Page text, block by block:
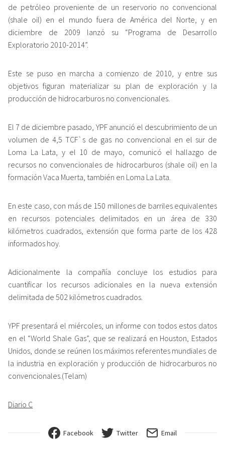
de petróleo proveniente de un reservorio no convencional
(shale oil) en el mundo fuera de América del Norte, y en
diciembre de 2009 lanzó su “Programa de Desarrollo
Exploratorio 2010-2014”.
Este se puso en marcha a comienzo de 2010, y entre sus
objetivos figuran materializar su plan de exploración y la
producción de hidrocarburos no convencionales.
El 7 de diciembre pasado, YPF anunció el descubrimiento de un
volumen de 4,5 TCF`s de gas no convencional en el sur de
Loma La Lata, y el 10 de mayo, comunicó el hallazgo de
recursos no convencionales de hidrocarburos (shale oil) en la
formación Vaca Muerta, también en Loma La Lata.
En este caso, con más de 150 millones de barriles equivalentes
en recursos potenciales delimitados en un área de 330
kilómetros cuadrados, extensión que forma parte de los 428
informados hoy.
Adicionalmente la compañía concluye los estudios para
cuantificar los recursos adicionales en la nueva extensión
delimitada de 502 kilómetros cuadrados.
YPF presentará el miércoles, un informe con todos estos datos
en el “World Shale Gas”, que se realizará en Houston, Estados
Unidos, donde se reúnen los máximos referentes mundiales de
la industria en exploración y producción de hidrocarburos no
convencionales.(Telam)
Diario C
Facebook Twitter Email